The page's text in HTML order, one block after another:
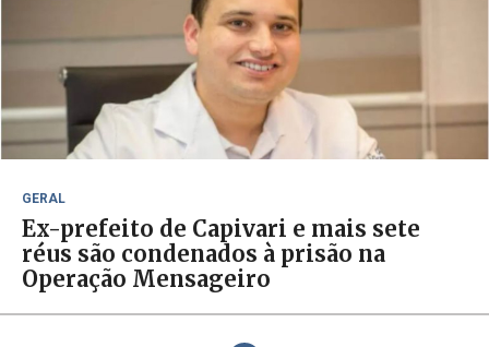
GERAL
Ex-prefeito de Capivari e mais sete
réus são condenados à prisão na
Operação Mensageiro